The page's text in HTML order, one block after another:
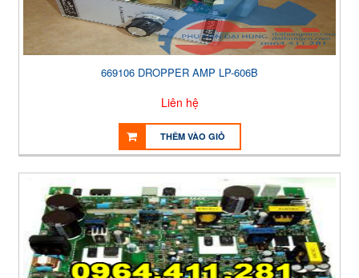
669106 DROPPER AMP LP-606B
Liên hệ
THÊM VÀO GIỎ